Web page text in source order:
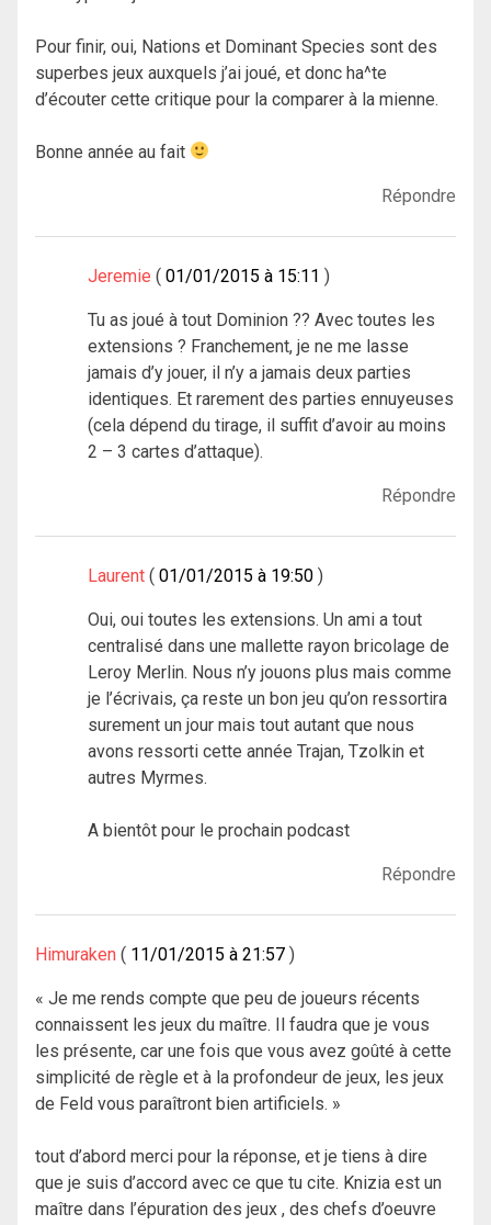
Pour finir, oui, Nations et Dominant Species sont des
superbes jeux auxquels j’ai joué, et donc ha^te
d’écouter cette critique pour la comparer à la mienne.
Bonne année au fait
Répondre
Jeremie 01/01/2015 à 15:11
Tu as joué à tout Dominion ?? Avec toutes les
extensions ? Franchement, je ne me lasse
jamais d’y jouer, il n’y a jamais deux parties
identiques. Et rarement des parties ennuyeuses
(cela dépend du tirage, il suffit d’avoir au moins
2 – 3 cartes d’attaque).
Répondre
Laurent 01/01/2015 à 19:50
Oui, oui toutes les extensions. Un ami a tout
centralisé dans une mallette rayon bricolage de
Leroy Merlin. Nous n’y jouons plus mais comme
je l’écrivais, ça reste un bon jeu qu’on ressortira
surement un jour mais tout autant que nous
avons ressorti cette année Trajan, Tzolkin et
autres Myrmes.
A bientôt pour le prochain podcast
Répondre
Himuraken 11/01/2015 à 21:57
« Je me rends compte que peu de joueurs récents
connaissent les jeux du maître. Il faudra que je vous
les présente, car une fois que vous avez goûté à cette
simplicité de règle et à la profondeur de jeux, les jeux
de Feld vous paraîtront bien artificiels. »
tout d’abord merci pour la réponse, et je tiens à dire
que je suis d’accord avec ce que tu cite. Knizia est un
maître dans l’épuration des jeux , des chefs d’oeuvre